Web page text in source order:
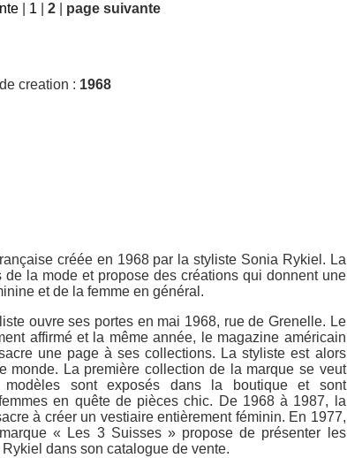
1 2 page suivante
creation : 1968
créée en 1968 par la styliste Sonia Rykiel. La
de la mode et propose des créations qui donnent une
et de la femme en général.
ouvre ses portes en mai 1968, rue de Grenelle. Le
affirmé et la même année, le magazine américain
une page à ses collections. La styliste est alors
monde. La première collection de la marque se veut
modèles sont exposés dans la boutique et sont
en quête de pièces chic. De 1968 à 1987, la
à créer un vestiaire entièrement féminin. En 1977,
« Les 3 Suisses » propose de présenter les
dans son catalogue de vente.